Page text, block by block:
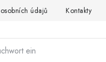
údajů Kontakty